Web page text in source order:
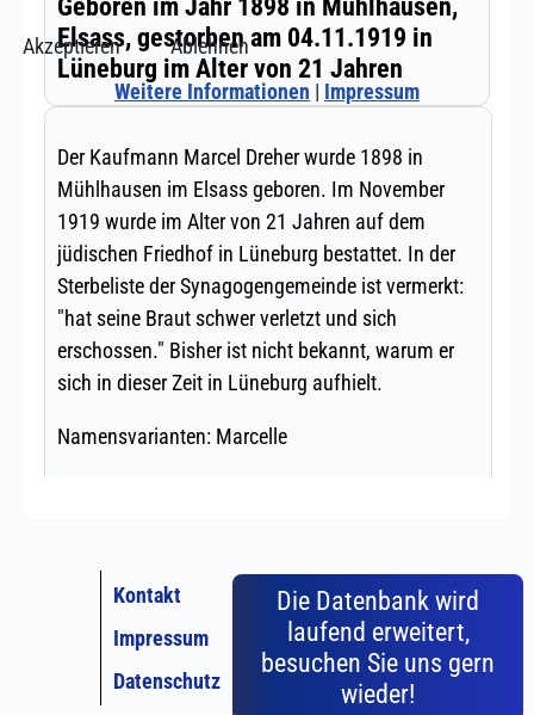
Kontakt
Impressum
Datenschutz
Die Datenbank wird
laufend erweitert,
besuchen Sie uns gern
wieder!
Akzeptieren
Ablehnen
Weitere Informationen | Impressum